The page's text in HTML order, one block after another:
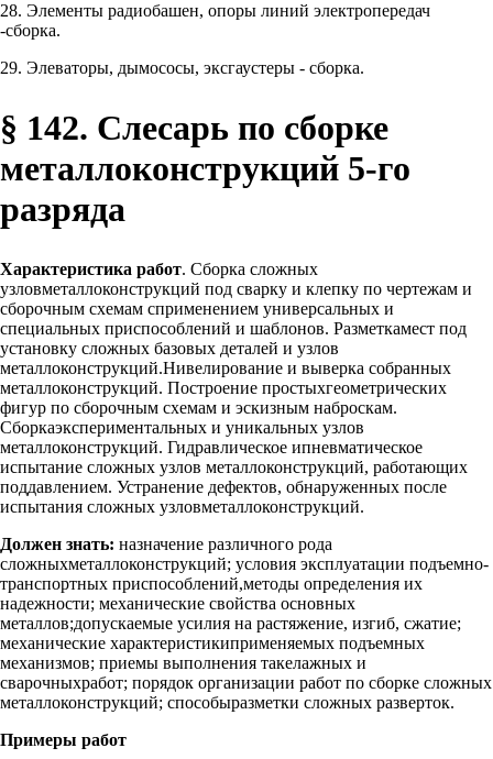
28. Элементы радиобашен, опоры линий электропередач
-сборка.
29. Элеваторы, дымососы, эксгаустеры - сборка.
§ 142. Слесарь по сборке
металлоконструкций 5-го
разряда
Характеристика работ. Сборка сложных
узловметаллоконструкций под сварку и клепку по чертежам и
сборочным схемам сприменением универсальных и
специальных приспособлений и шаблонов. Разметкамест под
установку сложных базовых деталей и узлов
металлоконструкций.Нивелирование и выверка собранных
металлоконструкций. Построение простыхгеометрических
фигур по сборочным схемам и эскизным наброскам.
Сборкаэкспериментальных и уникальных узлов
металлоконструкций. Гидравлическое ипневматическое
испытание сложных узлов металлоконструкций, работающих
поддавлением. Устранение дефектов, обнаруженных после
испытания сложных узловметаллоконструкций.
Должен знать: назначение различного рода
сложныхметаллоконструкций; условия эксплуатации подъемно-
транспортных приспособлений,методы определения их
надежности; механические свойства основных
металлов;допускаемые усилия на растяжение, изгиб, сжатие;
механические характеристикиприменяемых подъемных
механизмов; приемы выполнения такелажных и
сварочныхработ; порядок организации работ по сборке сложных
металлоконструкций; способыразметки сложных разверток.
Примеры работ